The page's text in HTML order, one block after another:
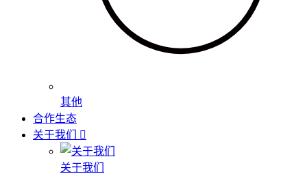
其他
合作生态
关于我们
关于我们